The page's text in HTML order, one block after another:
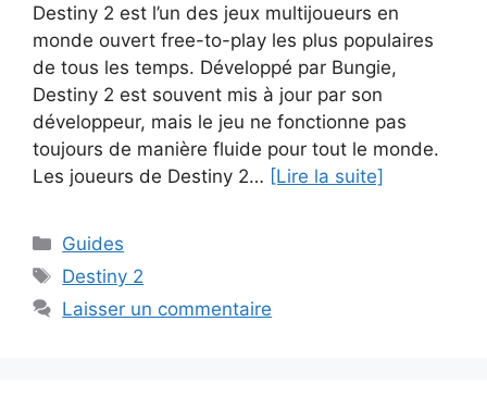
Destiny 2 est l’un des jeux multijoueurs en
monde ouvert free-to-play les plus populaires
de tous les temps. Développé par Bungie,
Destiny 2 est souvent mis à jour par son
développeur, mais le jeu ne fonctionne pas
toujours de manière fluide pour tout le monde.
Les joueurs de Destiny 2… [Lire la suite]
Catégories
Guides
Étiquettes
Destiny 2
Laisser un commentaire